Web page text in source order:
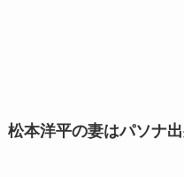
松本洋平の妻はパソナ